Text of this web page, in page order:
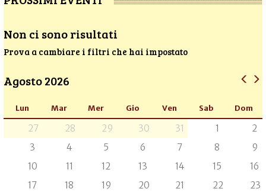
Non ci sono risultati
Prova a cambiare i filtri che hai impostato
Agosto 2026
Lun Mar Mer Gio Ven Sab Dom
27 28 29 30 31 1
2
3
4 5 6 7 8
9
10
11 12 13 14 15
16
17
18 19 20 21 22
23